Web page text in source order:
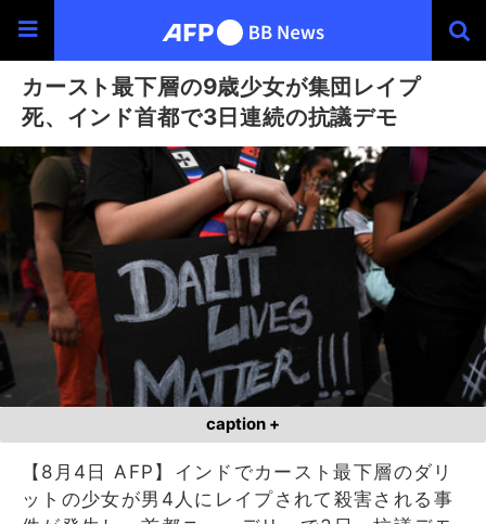
カースト最下層の9歳少女が集団レイプ
死、インド首都で3日連続の抗議デモ
caption +
【8月4日 AFP】インドでカースト最下層のダリ
ットの少女が男4人にレイプされて殺害される事